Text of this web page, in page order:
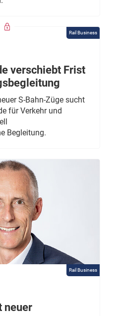
Rail Business
verschiebt Frist
S-Bahn-Züge sucht
für Verkehr und
Begleitung.
Rail Business
neuer